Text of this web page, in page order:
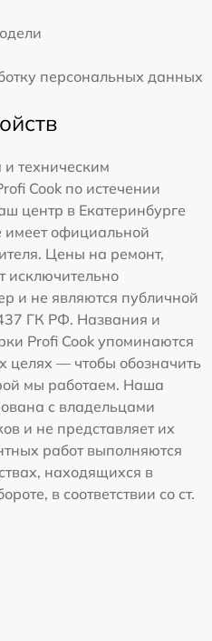
персональных данных
техническим
Cook по истечении
центр в Екатеринбурге
имеет официальной
Цены на ремонт,
исключительно
и не являются публичной
ГК РФ. Названия и
Profi Cook упоминаются
целях — чтобы обозначить
мы работаем. Наша
с владельцами
и не представляет их
работ выполняются
находящихся в
в соответствии со ст.